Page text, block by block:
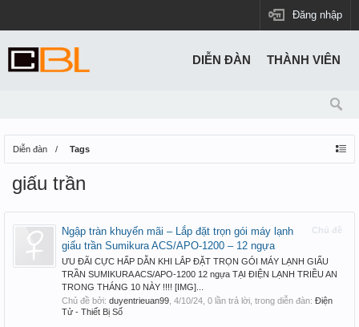
Đăng nhập
Diễn đàn Tags
giấu trần
Chủ đề
Ngập tràn khuyến mãi – Lắp đặt trọn gói máy lạnh
giấu trần Sumikura ACS/APO-1200 – 12 ngựa
ƯU ĐÃI CỰC HẤP DẪN KHI LẮP ĐẶT TRỌN GÓI MÁY LẠNH GIẤU
TRẦN SUMIKURA ACS/APO-1200 12 ngựa TẠI ĐIỆN LẠNH TRIỀU AN
TRONG THÁNG 10 NÀY !!!! [IMG]...
Chủ đề bởi: duyentrieuan99 4/10/24 , 0 lần trả lời, trong diễn đàn: Điện
Tử - Thiết Bị Số
DIỄN ĐÀN THÀNH VIÊN